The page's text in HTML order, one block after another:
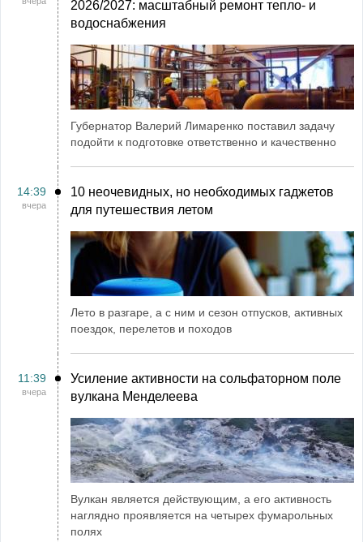
2026/2027: масштабный ремонт тепло- и
водоснабжения
Губернатор Валерий Лимаренко поставил задачу
подойти к подготовке ответственно и качественно
14:39
вчера
10 неочевидных, но необходимых гаджетов
для путешествия летом
Лето в разгаре, а с ним и сезон отпусков, активных
поездок, перелетов и походов
11:39
вчера
Усиление активности на сольфаторном поле
вулкана Менделеева
Вулкан является действующим, а его активность
наглядно проявляется на четырех фумарольных
полях